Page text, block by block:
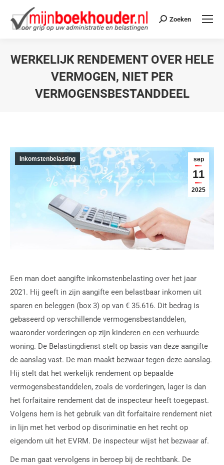
Zoeken
WERKELIJK RENDEMENT OVER HELE
VERMOGEN, NIET PER
VERMOGENSBESTANDDEEL
sep
11
2025
Inkomstenbelasting
Een man doet aangifte inkomstenbelasting over het jaar
2021. Hij geeft in zijn aangifte een belastbaar inkomen uit
sparen en beleggen (box 3) op van € 35.616. Dit bedrag is
gebaseerd op verschillende vermogensbestanddelen,
waaronder vorderingen op zijn kinderen en een verhuurde
woning. De Belastingdienst stelt op basis van deze aangifte
de aanslag vast. De man maakt bezwaar tegen deze aanslag.
Hij stelt dat het werkelijk rendement op bepaalde
vermogensbestanddelen, zoals de vorderingen, lager is dan
het forfaitaire rendement dat de inspecteur heeft toegepast.
Volgens hem is het gebruik van dit forfaitaire rendement niet
in lijn met het verbod op discriminatie en het recht op
eigendom uit het EVRM. De inspecteur wijst het bezwaar af.
De man gaat vervolgens in beroep bij de rechtbank. De